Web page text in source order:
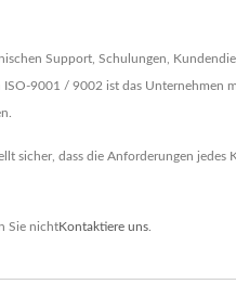
Support, Schulungen,
9001 / 9002 ist das Unternehmen
sicher, dass die Anforderungen jedes
Sie nichtKontaktiere uns